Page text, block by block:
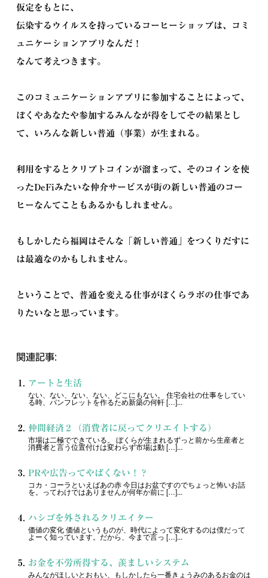
仮定をもとに、
伝染するウイルスを持っているコーヒーショップは、コミ
ュニケーションアプリなんだ！
なんて考えつきます。
このコミュニケーションアプリに参加することによって、
ぼくやあなたや参加するみんなが得をしてその結果とし
て、いろんな新しい普通（事業）が生まれる。
利用をするとクリプトコインが溜まって、そのコインを使
ったDeFiみたいな仲介サービスが街の新しい普通のコー
ヒーなんてこともあるかもしれません。
もしかしたら福岡はそんな「新しい普通」をつくりだすに
は最適なのかもしれません。
ということで、普通を変える仕事がぼくらラボの仕事であ
りたいなと思っています。
関連記事:
アートと生活
ない、ない、ない、ない、どこにもない。 住宅会社の仕事をしてい
る時、パンフレットを作るため新築の何軒 […]...
仲間経済２（消費者に戻ってクリエイトする）
市場は二極でできている。 ぼくらが生まれるずっと前から生産者と
消費者と言う位置付けは変わらず市場は動 […]...
PRや広告ってやばくない！？
コカ・コーラといえばあの赤 今日はお盆ですのでちょっと怖いお話
を。ってわけではありませんが何年か前に […]...
ハシゴを外されるクリエイター
価値の変化 価値というものが、時代によって変化するのは僕だって
よーく知っています。だから、今まで言っ […]...
お金を不労所得する、羨ましいシステム
みんながほしいとおもい、もしかしたら一番きょうみのあるお金のは